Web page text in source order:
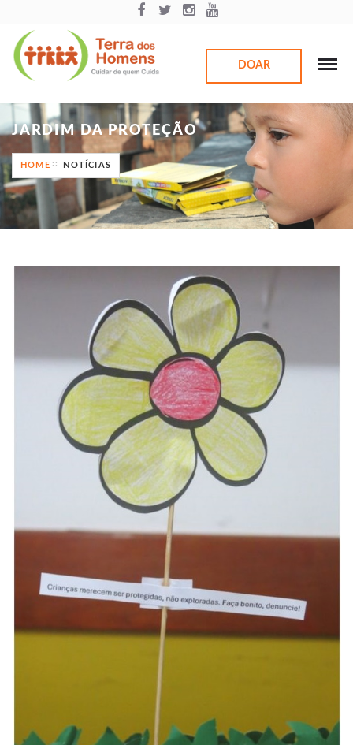
DOAR
JARDIM DA PROTEÇÃO
HOME NOTÍCIAS